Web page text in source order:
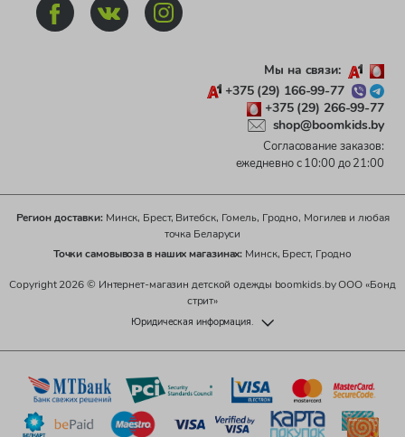
Мы на связи:
+375 (29) 166-99-77
+375 (29) 266-99-77
shop@boomkids.by
Согласование заказов:
ежедневно с 10:00 до 21:00
Регион доставки:Минск, Брест, Витебск, Гомель, Гродно, Могилев и любая
точка Беларуси
Точки самовывоза в наших магазинах: Минск, Брест, Гродно
Copyright 2026 © Интернет-магазин детской одежды boomkids.by ООО «Бонд
стрит»
Юридическая информация.